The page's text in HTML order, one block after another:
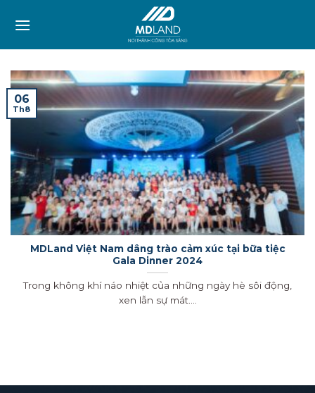
MDLand Việt Nam dâng trào cảm xúc tại bữa tiệc
Gala Dinner 2024
Trong không khí náo nhiệt của những ngày hè sôi động,
xen lẫn sự mát....
06
Th8